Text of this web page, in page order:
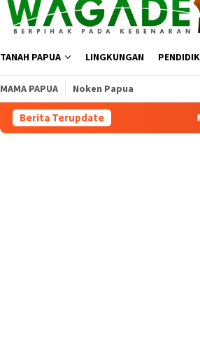
TANAH PAPUA LINGKUNGAN
MAMA PAPUA Noken Papua
Berita Terupdate
Moratorium Masih Berlaku,